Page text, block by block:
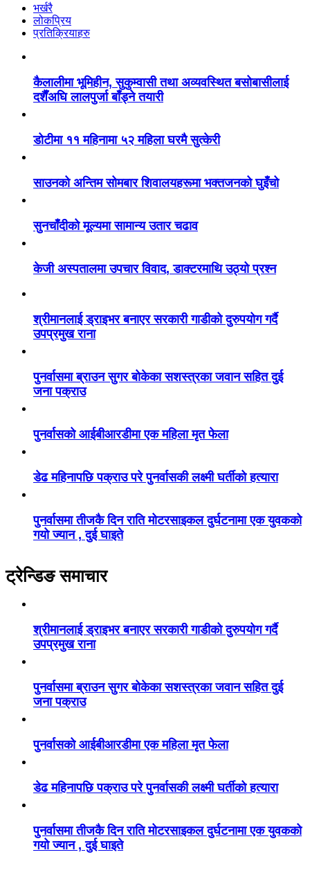
भर्खरै
लोकप्रिय
प्रतिक्रियाहरु
कैलालीमा भूमिहीन, सुकुम्वासी तथा अव्यवस्थित बसोबासीलाई
दशैँअघि लालपुर्जा बाँड्ने तयारी
डोटीमा ११ महिनामा ५२ महिला घरमै सुत्केरी
साउनको अन्तिम सोमबार शिवालयहरूमा भक्तजनको घुइँचो
सुनचाँदीको मूल्यमा सामान्य उतार चढाव
केजी अस्पतालमा उपचार विवाद, डाक्टरमाथि उठ्यो प्रश्न
श्रीमानलाई ड्राइभर बनाएर सरकारी गाडीको दुरुपयोग गर्दै
उपप्रमुख राना
पुनर्वासमा ब्राउन सुगर बोकेका सशस्त्रका जवान सहित दुई
जना पक्राउ
पुनर्वासको आईबीआरडीमा एक महिला मृत फेला
डेढ महिनापछि पक्राउ परे पुनर्वासकी लक्ष्मी घर्तीको हत्यारा
पुनर्वासमा तीजकै दिन राति मोटरसाइकल दुर्घटनामा एक युवकको
गयो ज्यान , दुई घाइते
ट्रेन्डिङ समाचार
श्रीमानलाई ड्राइभर बनाएर सरकारी गाडीको दुरुपयोग गर्दै
उपप्रमुख राना
पुनर्वासमा ब्राउन सुगर बोकेका सशस्त्रका जवान सहित दुई
जना पक्राउ
पुनर्वासको आईबीआरडीमा एक महिला मृत फेला
डेढ महिनापछि पक्राउ परे पुनर्वासकी लक्ष्मी घर्तीको हत्यारा
पुनर्वासमा तीजकै दिन राति मोटरसाइकल दुर्घटनामा एक युवकको
गयो ज्यान , दुई घाइते